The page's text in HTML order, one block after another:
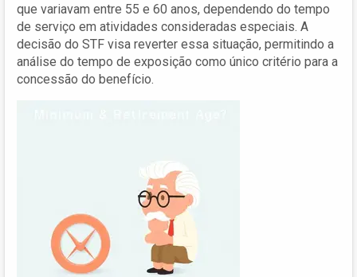
que variavam entre 55 e 60 anos, dependendo do tempo
de serviço em atividades consideradas especiais. A
decisão do STF visa reverter essa situação, permitindo a
análise do tempo de exposição como único critério para a
concessão do benefício.